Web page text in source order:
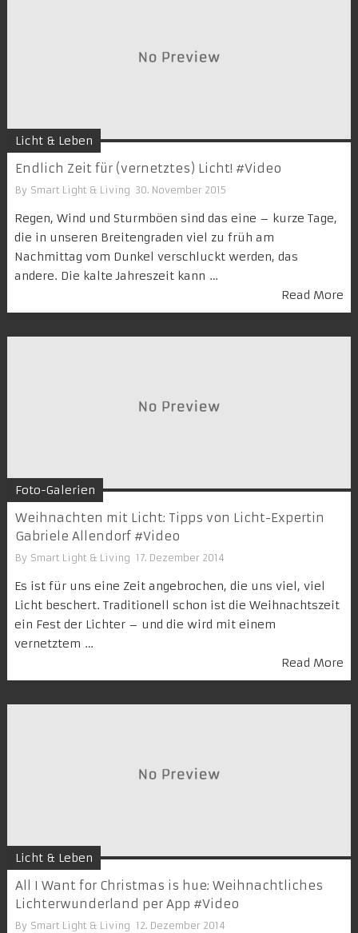
Licht & Leben
Endlich Zeit für (vernetztes) Licht! #Video
By Smart Light & Living 30. November 2015
Regen, Wind und Sturmböen sind das eine – kurze Tage,
die in unseren Breitengraden viel zu früh am
Nachmittag vom Dunkel verschluckt werden, das
andere. Die kalte Jahreszeit kann …
Read More
Foto-Galerien
Weihnachten mit Licht: Tipps von Licht-Expertin
Gabriele Allendorf #Video
By Smart Light & Living 17. Dezember 2014
Es ist für uns eine Zeit angebrochen, die uns viel, viel
Licht beschert. Traditionell schon ist die Weihnachtszeit
ein Fest der Lichter – und die wird mit einem
vernetztem …
Read More
Licht & Leben
All I Want for Christmas is hue: Weihnachtliches
Lichterwunderland per App #Video
By Smart Light & Living 12. Dezember 2014